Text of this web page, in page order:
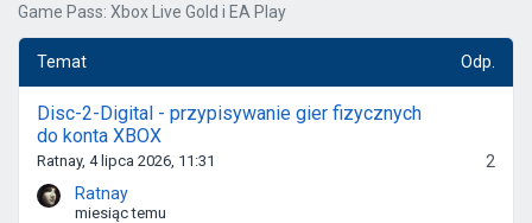
Game Pass: Xbox Live Gold i EA Play
Temat Odp.
Disc-2-Digital - przypisywanie gier fizycznych
do konta XBOX
Ratnay, 4 lipca 2026, 11:31
Ratnay
miesiąc temu
2